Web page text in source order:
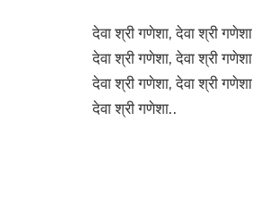
देवा श्री गणेशा, देवा श्री गणेशा
देवा श्री गणेशा, देवा श्री गणेशा
देवा श्री गणेशा, देवा श्री गणेशा
देवा श्री गणेशा..